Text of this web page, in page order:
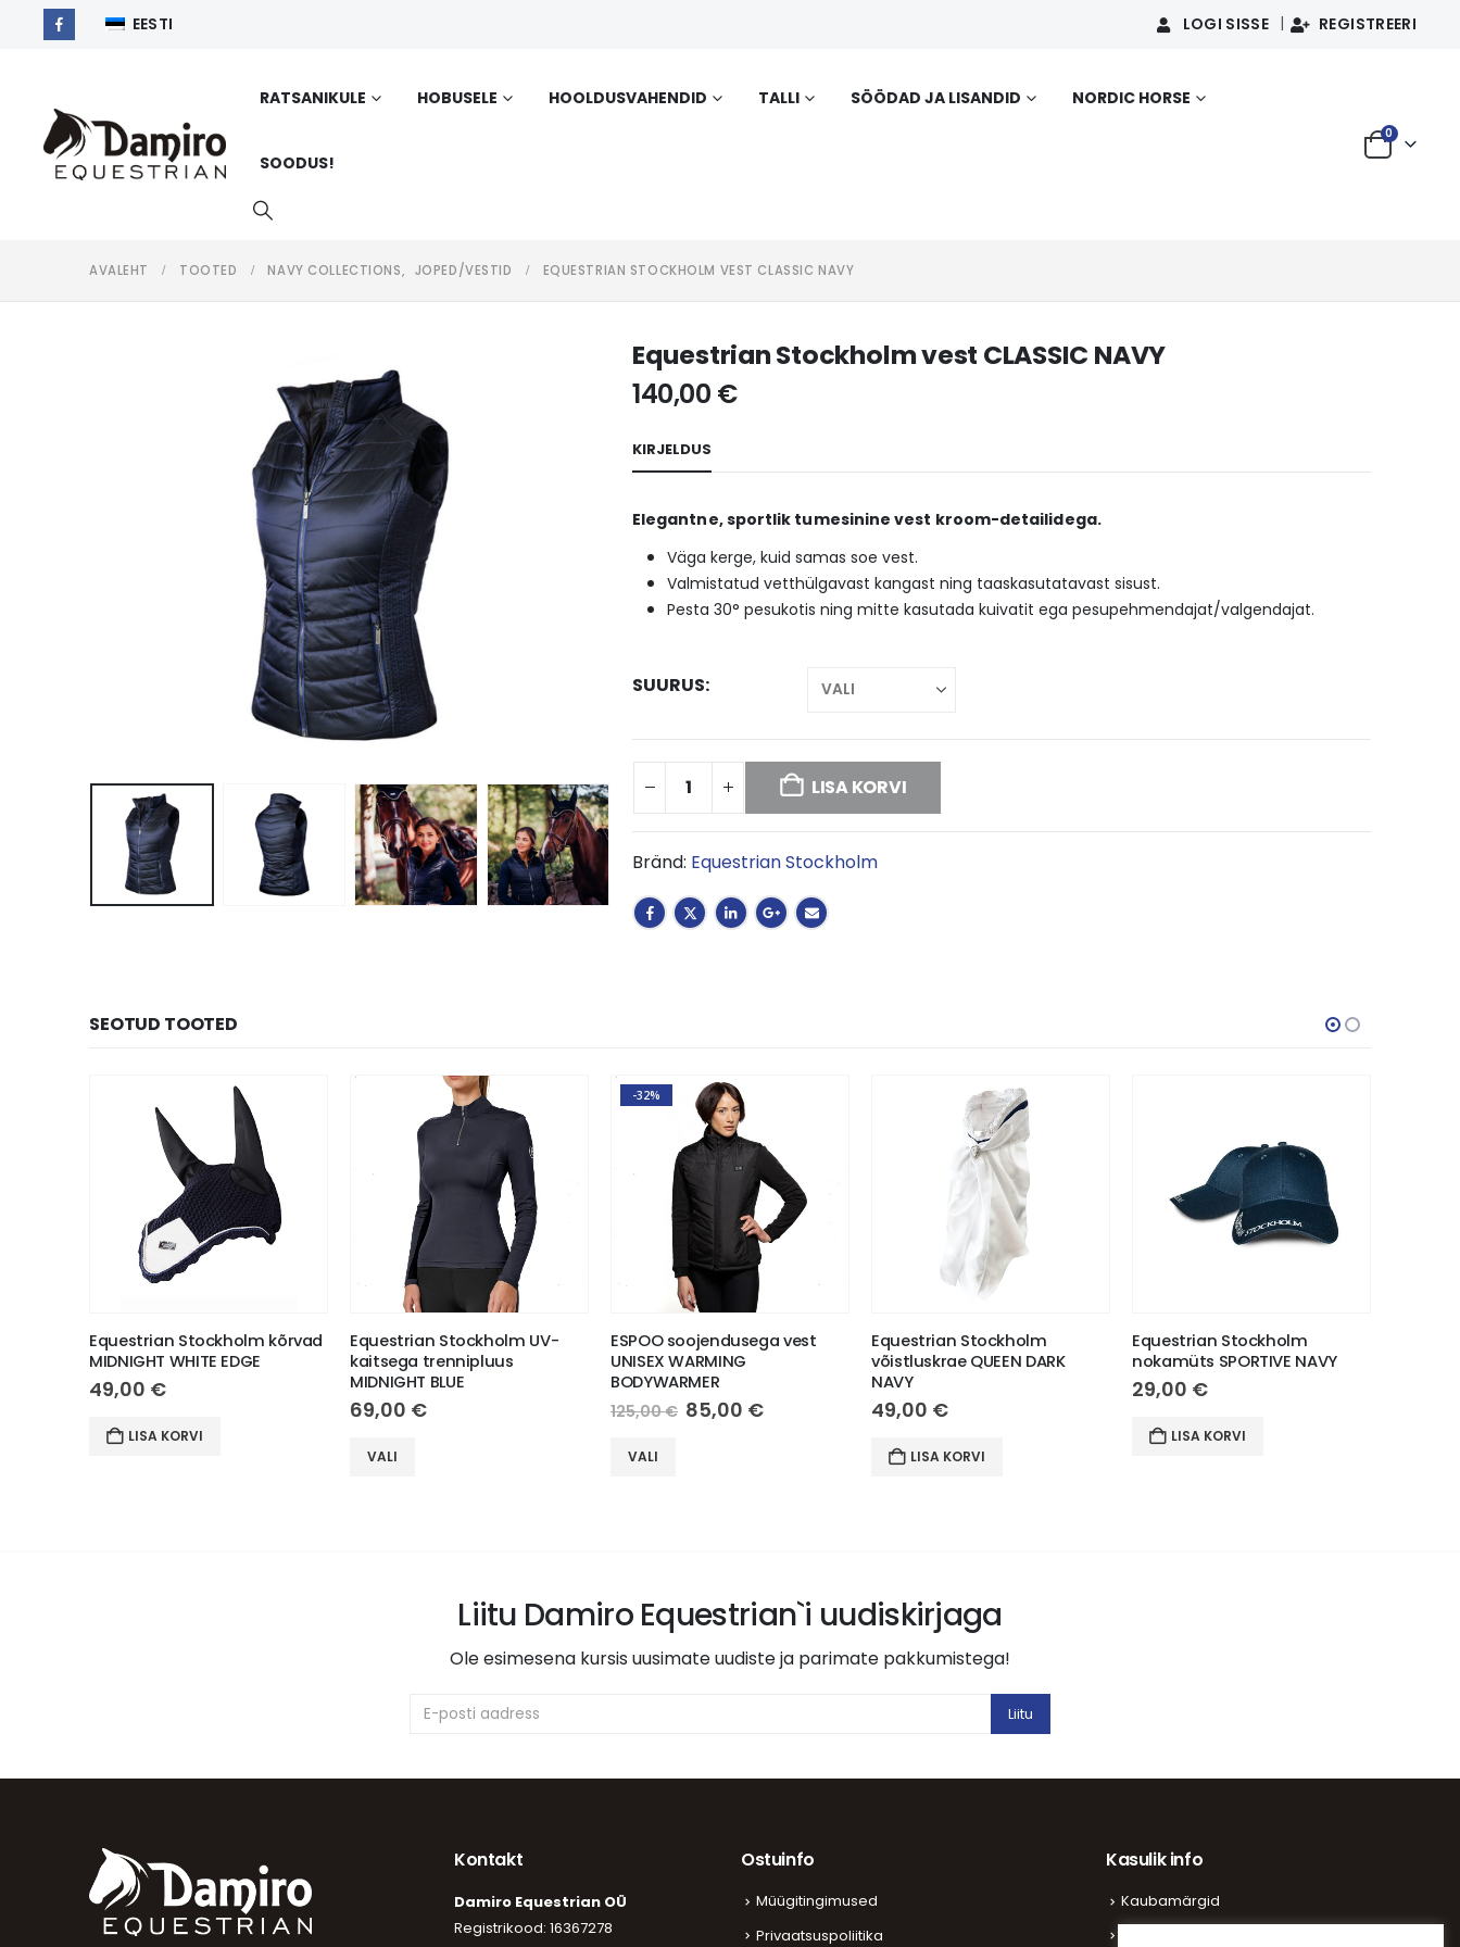
EESTI LOGI SISSE REGISTREERI
RATSANIKULE HOBUSELE HOOLDUSVAHENDID TALLI SÖÖDAD JA LISANDID NORDIC HORSE
SOODUS!
0
AVALEHT TOOTED NAVY COLLECTIONS, JOPED/VESTID EQUESTRIAN STOCKHOLM VEST CLASSIC NAVY
Equestrian Stockholm vest CLASSIC NAVY
140,00 €
KIRJELDUS
Elegantne, sportlik tumesinine vest kroom-detailidega.
Väga kerge, kuid samas soe vest.
Valmistatud vetthülgavast kangast ning taaskasutatavast sisust.
Pesta 30° pesukotis ning mitte kasutada kuivatit ega pesupehmendajat/valgendajat.
SUURUS
LISA KORVI
Bränd: Equestrian Stockholm
SEOTUD TOOTED
Equestrian Stockholm kõrvad
MIDNIGHT WHITE EDGE
49,00 €
LISA KORVI
Equestrian Stockholm UV-
kaitsega trennipluus
MIDNIGHT BLUE
69,00 €
VALI
-32%
ESPOO soojendusega vest
UNISEX WARMING
BODYWARMER
125,00€ Algne
hind
85,00 €Current
VALI
Equestrian Stockholm
võistluskrae QUEEN DARK
NAVY
49,00 €
LISA KORVI
Equestrian Stockholm
nokamüts SPORTIVE NAVY
29,00 €
LISA KORVI
Liitu Damiro Equestrian`i uudiskirjaga
Ole esimesena kursis uusimate uudiste ja parimate pakkumistega!
Kontakt
Damiro Equestrian OÜ
Registrikood: 16367278
Ostuinfo
Müügitingimused
Privaatsuspoliitika
Kasulik info
Kaubamärgid